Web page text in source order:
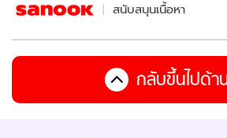
สนับสนุนเนื้อหา
กลับขึ้นไปด้า